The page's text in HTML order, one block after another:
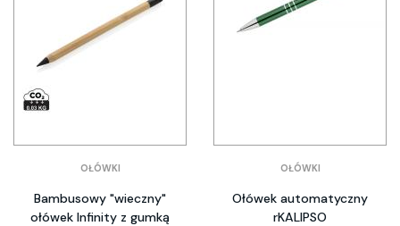
OŁÓWKI
Bambusowy "wieczny"
ołówek Infinity z gumką
OŁÓWKI
Ołówek automatyczny
rKALIPSO